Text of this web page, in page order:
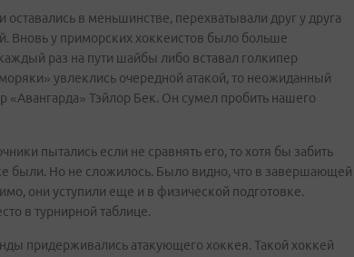
в меньшинстве, перехватывали друг у друга
Вновь у приморских хоккеистов было больше
раз на пути шайбы либо вставал голкипер
увлеклись очередной атакой, то неожиданный
Тэйлор Бек. Он сумел пробить нашего
пытались если не сравнять его, то хотя бы забить
были. Но не сложилось. Было видно, что в завершающей
они уступили еще и в физической подготовке.
в турнирной таблице.
придерживались атакующего хоккея. Такой хоккей